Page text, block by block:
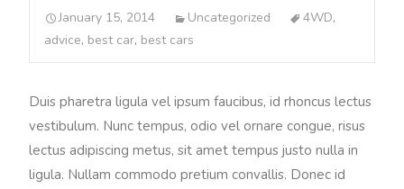
January 15, 2014 Uncategorized 4WD,
advice, best car, best cars
Duis pharetra ligula vel ipsum faucibus, id rhoncus lectus
vestibulum. Nunc tempus, odio vel ornare congue, risus
lectus adipiscing metus, sit amet tempus justo nulla in
ligula. Nullam commodo pretium convallis. Donec id